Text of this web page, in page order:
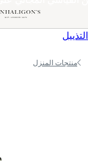
الانتقال إلى الترويسة
التذييل
منتجات المنزل